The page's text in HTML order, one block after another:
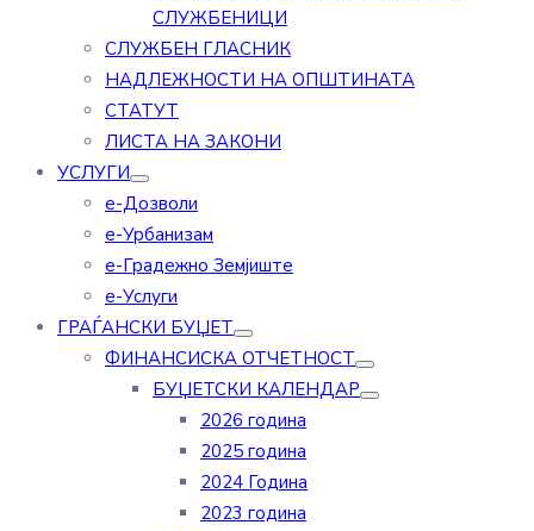
СЛУЖБЕНИЦИ
СЛУЖБЕН ГЛАСНИК
НАДЛЕЖНОСТИ НА ОПШТИНАТА
СТАТУТ
ЛИСТА НА ЗАКОНИ
УСЛУГИ
е-Дозволи
е-Урбанизам
е-Градежно Земјиште
е-Услуги
ГРАЃАНСКИ БУЏЕТ
ФИНАНСИСКА ОТЧЕТНОСТ
БУЏЕТСКИ КАЛЕНДАР
2026 година
2025 година
2024 Година
2023 година